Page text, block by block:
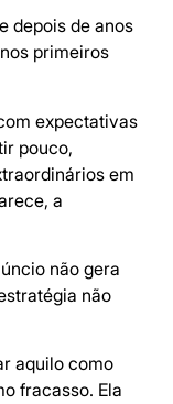
depois de anos
primeiros
expectativas
pouco,
em
a
não gera
não
aquilo como
fracasso. Ela